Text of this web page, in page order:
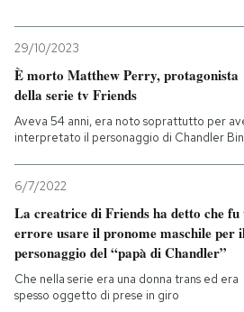
29/10/2023
È morto Matthew Perry, protagonista
della serie tv Friends
Aveva 54 anni, era noto soprattutto per
interpretato il personaggio di Chandler
6/7/2022
La creatrice di Friends ha detto che fu
errore usare il pronome maschile per
personaggio del “papà di Chandler”
Che nella serie era una donna trans ed era
spesso oggetto di prese in giro